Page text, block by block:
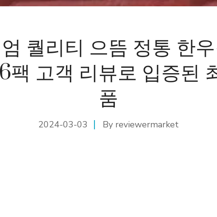
퀄리티 으뜸 정통 한
고객 리뷰로 입증된
품
2024-03-03 By reviewermarket